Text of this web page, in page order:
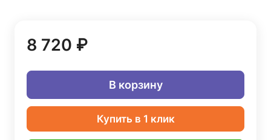
8 720 ₽
В корзину
Купить в 1 клик